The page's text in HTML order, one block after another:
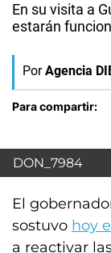
En su visita a
estarán
Por Agencia
Para compartir:
DON_7984
El
sostuvo hoy
a reactivar